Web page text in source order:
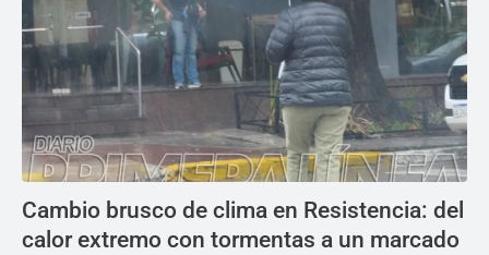
Cambio brusco de clima en Resistencia: del
calor extremo con tormentas a un marcado